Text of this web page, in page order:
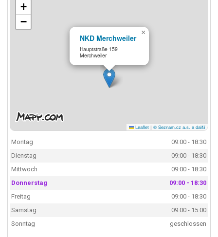
NKD Merchweiler
Hauptstraße 159
Merchweiler
×
+
−
Leaflet | © Seznam.cz a.s. a další
Montag
09:00 - 18:30
Dienstag
09:00 - 18:30
Mittwoch
09:00 - 18:30
Donnerstag
09:00 - 18:30
Freitag
09:00 - 18:30
Samstag
09:00 - 15:00
Sonntag
geschlossen